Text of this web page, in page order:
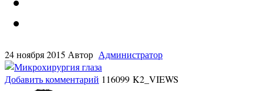
24 ноября 2015 Автор Администратор
Добавить комментарий 116099 K2_VIEWS